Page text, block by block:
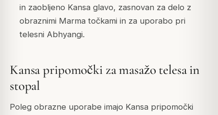
in zaobljeno Kansa glavo, zasnovan za delo z
obraznimi Marma točkami in za uporabo pri
telesni Abhyangi.
Kansa pripomočki za masažo telesa in
stopal
Poleg obrazne uporabe imajo Kansa pripomočki